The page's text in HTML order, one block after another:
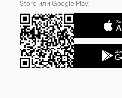
Store или Google Play: